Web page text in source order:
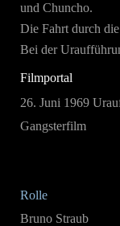
und Chuncho.
Die Fahrt durch
Bei der
Filmportal
26. Juni 1969
Gangsterfilm
Rolle
Bruno Straub